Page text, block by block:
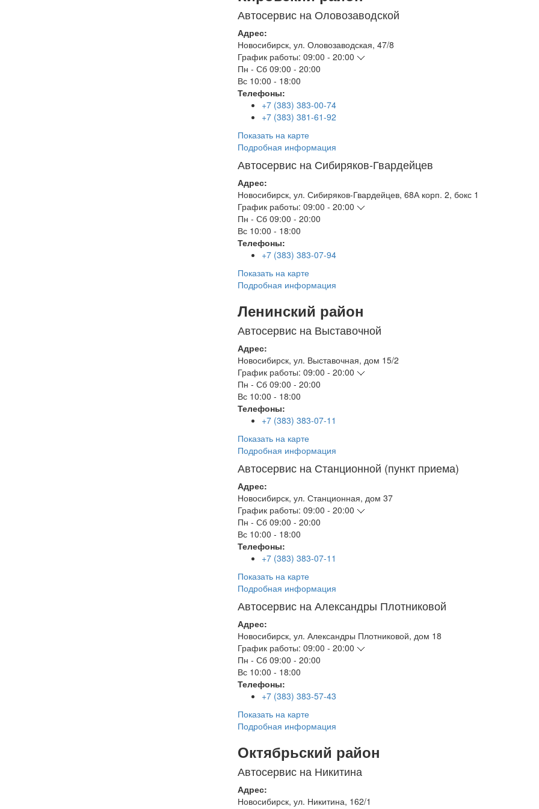
Автосервис на Оловозаводской
Адрес:
Новосибирск, ул. Оловозаводская, 47/8
График работы: 09:00 - 20:00
Пн - Сб 09:00 - 20:00
Вс 10:00 - 18:00
Телефоны:
+7 (383) 383-00-74
+7 (383) 381-61-92
Показать на карте
Подробная информация
Автосервис на Сибиряков-Гвардейцев
Адрес:
Новосибирск, ул. Сибиряков-Гвардейцев, 68А корп. 2, бокс 1
График работы: 09:00 - 20:00
Пн - Сб 09:00 - 20:00
Вс 10:00 - 18:00
Телефоны:
+7 (383) 383-07-94
Показать на карте
Подробная информация
Ленинский район
Автосервис на Выставочной
Адрес:
Новосибирск, ул. Выставочная, дом 15/2
График работы: 09:00 - 20:00
Пн - Сб 09:00 - 20:00
Вс 10:00 - 18:00
Телефоны:
+7 (383) 383-07-11
Показать на карте
Подробная информация
Автосервис на Станционной (пункт приема)
Адрес:
Новосибирск, ул. Станционная, дом 37
График работы: 09:00 - 20:00
Пн - Сб 09:00 - 20:00
Вс 10:00 - 18:00
Телефоны:
+7 (383) 383-07-11
Показать на карте
Подробная информация
Автосервис на Александры Плотниковой
Адрес:
Новосибирск, ул. Александры Плотниковой, дом 18
График работы: 09:00 - 20:00
Пн - Сб 09:00 - 20:00
Вс 10:00 - 18:00
Телефоны:
+7 (383) 383-57-43
Показать на карте
Подробная информация
Октябрьский район
Автосервис на Никитина
Адрес:
Новосибирск, ул. Никитина, 162/1